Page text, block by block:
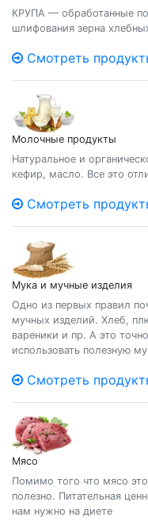
КРУПА — обработанные
шлифования зерна
Смотреть
Молочные продукты
Натуральное и
кефир, масло. Все это
Смотреть
Мука и мучные изделия
Одно из первых правил
мучных изделий. Хлеб,
вареники и пр. А это
использовать полезную
Смотреть
Мясо
Помимо того что мясо
полезно. Питательная
нам нужно на диете